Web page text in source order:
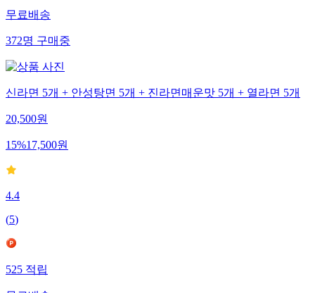
무료배송
372명구매중
신라면 5개 + 안성탕면 5개 + 진라면매운맛 5개 + 열라면 5개
20,500원
15%17,500원
4.4
(5)
525적립